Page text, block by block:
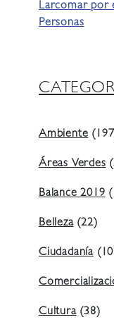
Larcomar por
Personas
Ambiente
Áreas Verdes
Balance 2019
Belleza(22)
Ciudadanía
Cultura(38)